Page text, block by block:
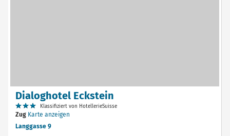
Dialoghotel Eckstein
Klassifiziert von HotellerieSuisse
Zug Karte anzeigen
Langgasse 9